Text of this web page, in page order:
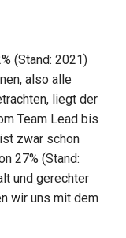
(Stand: 2021)
also alle
liegt der
Team Lead bis
zwar schon
27% (Stand:
und gerechter
wir uns mit dem